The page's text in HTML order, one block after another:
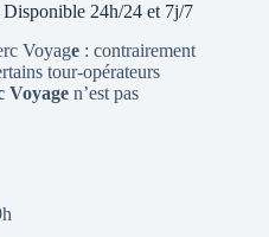
Disponible 24h/24 et 7j/7
Voyage : contrairement
tour-opérateurs
Voyage n’est pas